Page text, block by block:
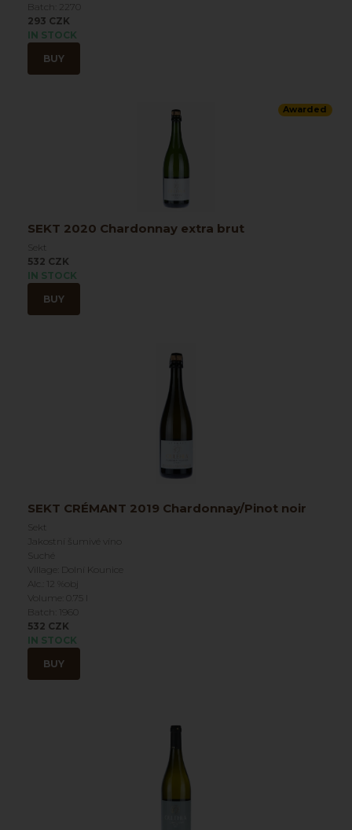
Batch: 2270
293 CZK
IN STOCK
BUY
Awarded
SEKT 2020 Chardonnay extra brut
Sekt
532 CZK
IN STOCK
BUY
SEKT CRÉMANT 2019 Chardonnay/Pinot noir
Sekt
Jakostní šumivé víno
Suché
Village: Dolní Kounice
Alc.: 12 %obj
Volume: 0.75 l
Batch: 1960
532 CZK
IN STOCK
BUY